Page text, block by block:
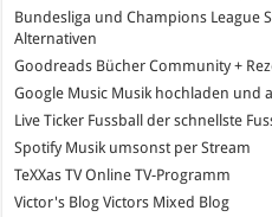
Bundesliga und Champions League
Alternativen
Goodreads Bücher Community +
Google Music Musik hochladen und
Live Ticker Fussball
der schnellste
SpotifyMusik umsonst per Stream
TeXXas TVOnline TV-Programm
Victor's Blog Victors Mixed Blog